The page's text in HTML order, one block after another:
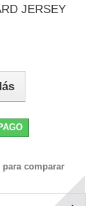
JERSEY
comparar